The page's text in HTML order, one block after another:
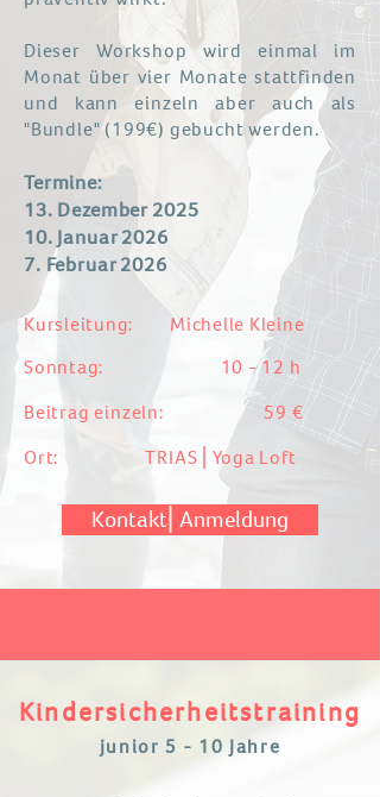
Dieser Workshop wird einmal im
Monat über vier Monate stattfinden
und kann einzeln aber auch als
"Bundle" (199€) gebucht werden.
Termine:
13. Dezember 2025
10. Januar 2026
7. Februar 2026
Kursleitung: Michelle Kleine
Sonntag: 10 - 12 h​
Beitrag einzeln: 59 €​
Ort: TRIAS⎪Yoga Loft
Kontakt⎜Anmeldung
Kindersicherheitstraining
junior 5 - 10 Jahre